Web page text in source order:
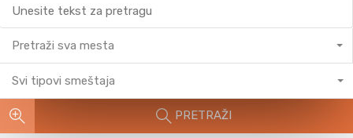
Pretraži sva mesta
Svi tipovi smeštaja
PRETRAŽI